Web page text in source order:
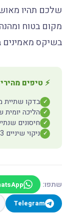
שלכם תהיו
מקום בטוח
בשיקס מאמינים
⚡ טיפים
✓ בדקו שתיית מים
✓ הליכה יומית של 30+ דקות חיונית
✓ חיסונים
✓ ניקוי שיניים 3 פעמים בשבוע מונע מחלות חניכיים
שתפו:
Telegram